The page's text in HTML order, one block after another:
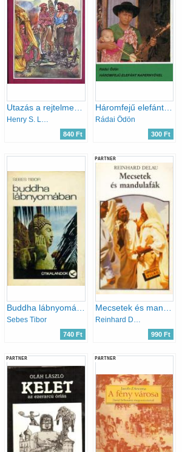
Henry S. Landor
840 Ft
Háromfejű elefánt napernyővel (Világjárók)
Rádai Ödön
300 Ft
Sebes Tibor
740 Ft
PARTNER
990 Ft
PARTNER PARTNER